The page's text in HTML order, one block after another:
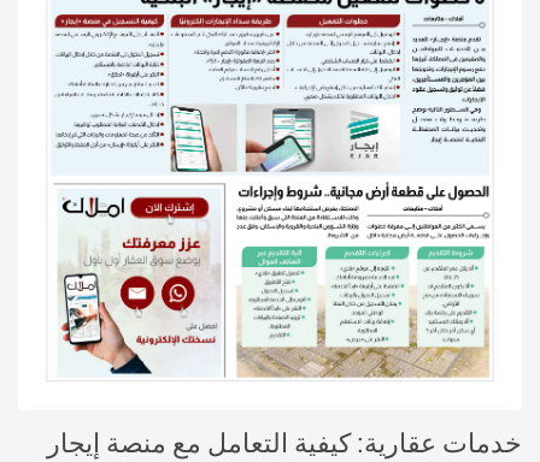
خدمات عقارية: كيفية التعامل مع منصة إيجار